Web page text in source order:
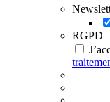
RGPD